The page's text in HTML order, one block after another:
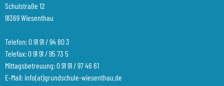
Schulstraße 12
91369 Wiesenthau
Telefon:0 91 91 / 94 80 3
Telefax: 0 91 91 / 95 73 5
Mittagsbetreuung:0 91 91 / 97 46 61
E-Mail: info(at)grundschule-wiesenthau.de